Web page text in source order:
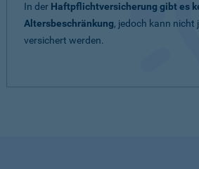
In der Haftpflichtversicherung gibt es
Altersbeschränkung, jedoch kann nicht
versichert werden.